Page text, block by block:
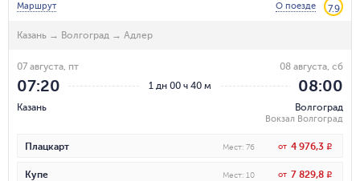
Маршрут
О поезде 7.9
Казань → Волгоград → Адлер
1 дн 00 ч 40 м
07 августа, пт
07:20
Казань
08 августа, сб
08:00
Волгоград
Вокзал Волгоград
Плацкарт Мест: 76 от 4 976,3 R
Купе Мест: 10 от 7 829,8 R